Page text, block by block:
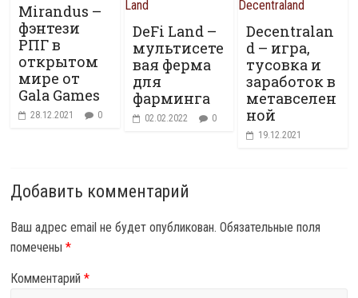
Mirandus –
фэнтези
РПГ в
открытом
мире от
Gala Games
28.12.2021 0
DeFi Land –
мультисете
вая ферма
для
фарминга
02.02.2022 0
Decentralan
d – игра,
тусовка и
заработок в
метавселен
ной
19.12.2021
Добавить комментарий
Ваш адрес email не будет опубликован. Обязательные поля
помечены*
Комментарий*